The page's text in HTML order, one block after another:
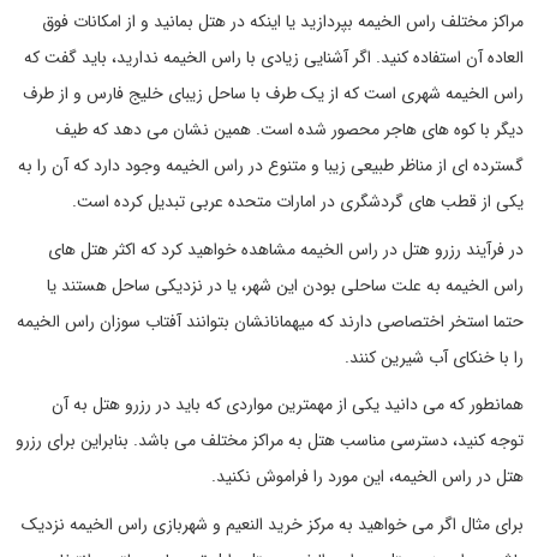
مراکز مختلف راس الخیمه بپردازید یا اینکه در هتل بمانید و از امکانات فوق
العاده آن استفاده کنید. اگر آشنایی زیادی با راس الخیمه ندارید، باید گفت که
راس الخیمه شهری است که از یک طرف با ساحل زیبای خلیج فارس و از طرف
دیگر با کوه های هاجر محصور شده است. همین نشان می دهد که طیف
گسترده ای از مناظر طبیعی زیبا و متنوع در راس الخیمه وجود دارد که آن را به
یکی از قطب های گردشگری در امارات متحده عربی تبدیل کرده است.
در فرآیند رزرو هتل در راس الخیمه مشاهده خواهید کرد که اکثر هتل های
راس الخیمه به علت ساحلی بودن این شهر، یا در نزدیکی ساحل هستند یا
حتما استخر اختصاصی دارند که میهمانانشان بتوانند آفتاب سوزان راس الخیمه
را با خنکای آب شیرین کنند.
همانطور که می دانید یکی از مهمترین مواردی که باید در رزرو هتل به آن
توجه کنید، دسترسی مناسب هتل به مراکز مختلف می باشد. بنابراین برای رزرو
هتل در راس الخیمه، این مورد را فراموش نکنید.
برای مثال اگر می خواهید به مرکز خرید النعیم و شهربازی راس الخیمه نزدیک